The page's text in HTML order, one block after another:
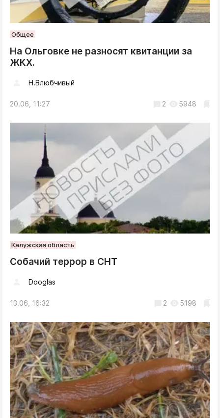
Общее
На Ольговке не разносят квитанции за
ЖКХ.
Н.Влюбчивый
20.06, 11:27 2 5948
Калужская область
Собачий террор в СНТ
Dooglas
13.06, 16:32 2 5198